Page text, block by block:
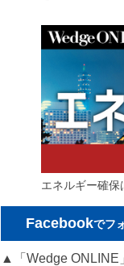
エネルギー確保
Facebookでフ
▲「Wedge ONLINE